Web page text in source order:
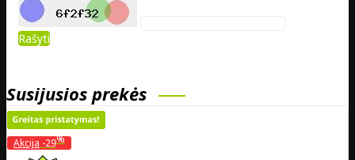
Rašyti
Susijusios prekės
Akcija -29%